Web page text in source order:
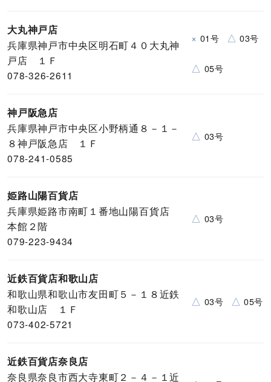
大丸神戸店
兵庫県神戸市中央区明石町４０大丸神
戸店 １Ｆ
078-326-2611
× 01号 △ 03号
△ 05号
神戸阪急店
兵庫県神戸市中央区小野柄通８－１－
８神戸阪急店 １Ｆ
078-241-0585
△ 03号
姫路山陽百貨店
兵庫県姫路市南町１番地山陽百貨店
本館２階
079-223-9434
△ 03号
近鉄百貨店和歌山店
和歌山県和歌山市友田町５－１８近鉄
和歌山店 １Ｆ
073-402-5721
△ 03号 △ 05号
近鉄百貨店奈良店
奈良県奈良市西大寺東町２－４－１近